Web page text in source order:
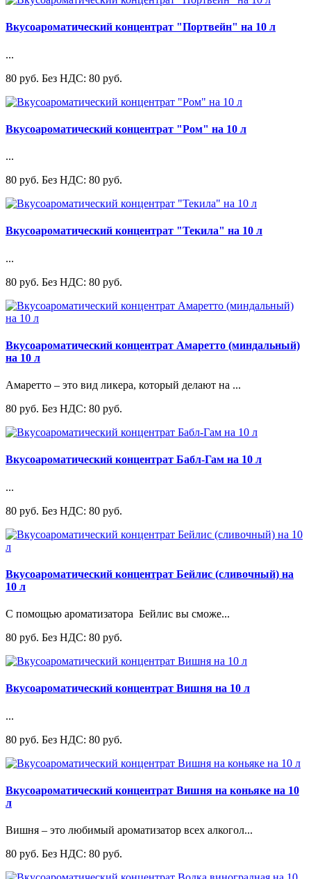
Вкусоароматический концентрат "Портвейн" на 10 л
...
80 руб. Без НДС: 80 руб.
Вкусоароматический концентрат "Ром" на 10 л
...
80 руб. Без НДС: 80 руб.
Вкусоароматический концентрат "Текила" на 10 л
...
80 руб. Без НДС: 80 руб.
Вкусоароматический концентрат Амаретто (миндальный)
на 10 л
Амаретто – это вид ликера, который делают на ...
80 руб. Без НДС: 80 руб.
Вкусоароматический концентрат Бабл-Гам на 10 л
...
80 руб. Без НДС: 80 руб.
Вкусоароматический концентрат Бейлис (сливочный) на
10 л
С помощью ароматизатора Бейлис вы сможе...
80 руб. Без НДС: 80 руб.
Вкусоароматический концентрат Вишня на 10 л
...
80 руб. Без НДС: 80 руб.
Вкусоароматический концентрат Вишня на коньяке на 10
л
Вишня – это любимый ароматизатор всех алкогол...
80 руб. Без НДС: 80 руб.